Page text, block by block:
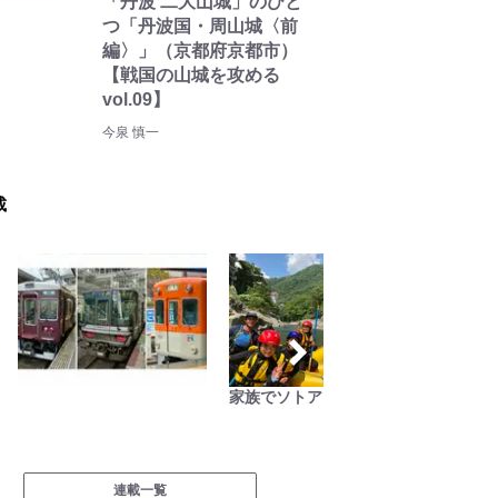
つ「丹波国・周山城〈前
編〉」（京都府京都市）
【戦国の山城を攻める
vol.09】
今泉 慎一
家族でソトアソビ
連載一覧